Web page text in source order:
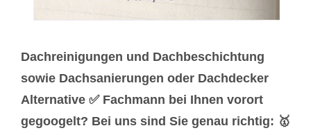
Dachreinigungen und Dachbeschichtung
sowie Dachsanierungen oder Dachdecker
Alternative ✅ Fachmann bei Ihnen vorort
gegoogelt? Bei uns sind Sie genau richtig: 🥇